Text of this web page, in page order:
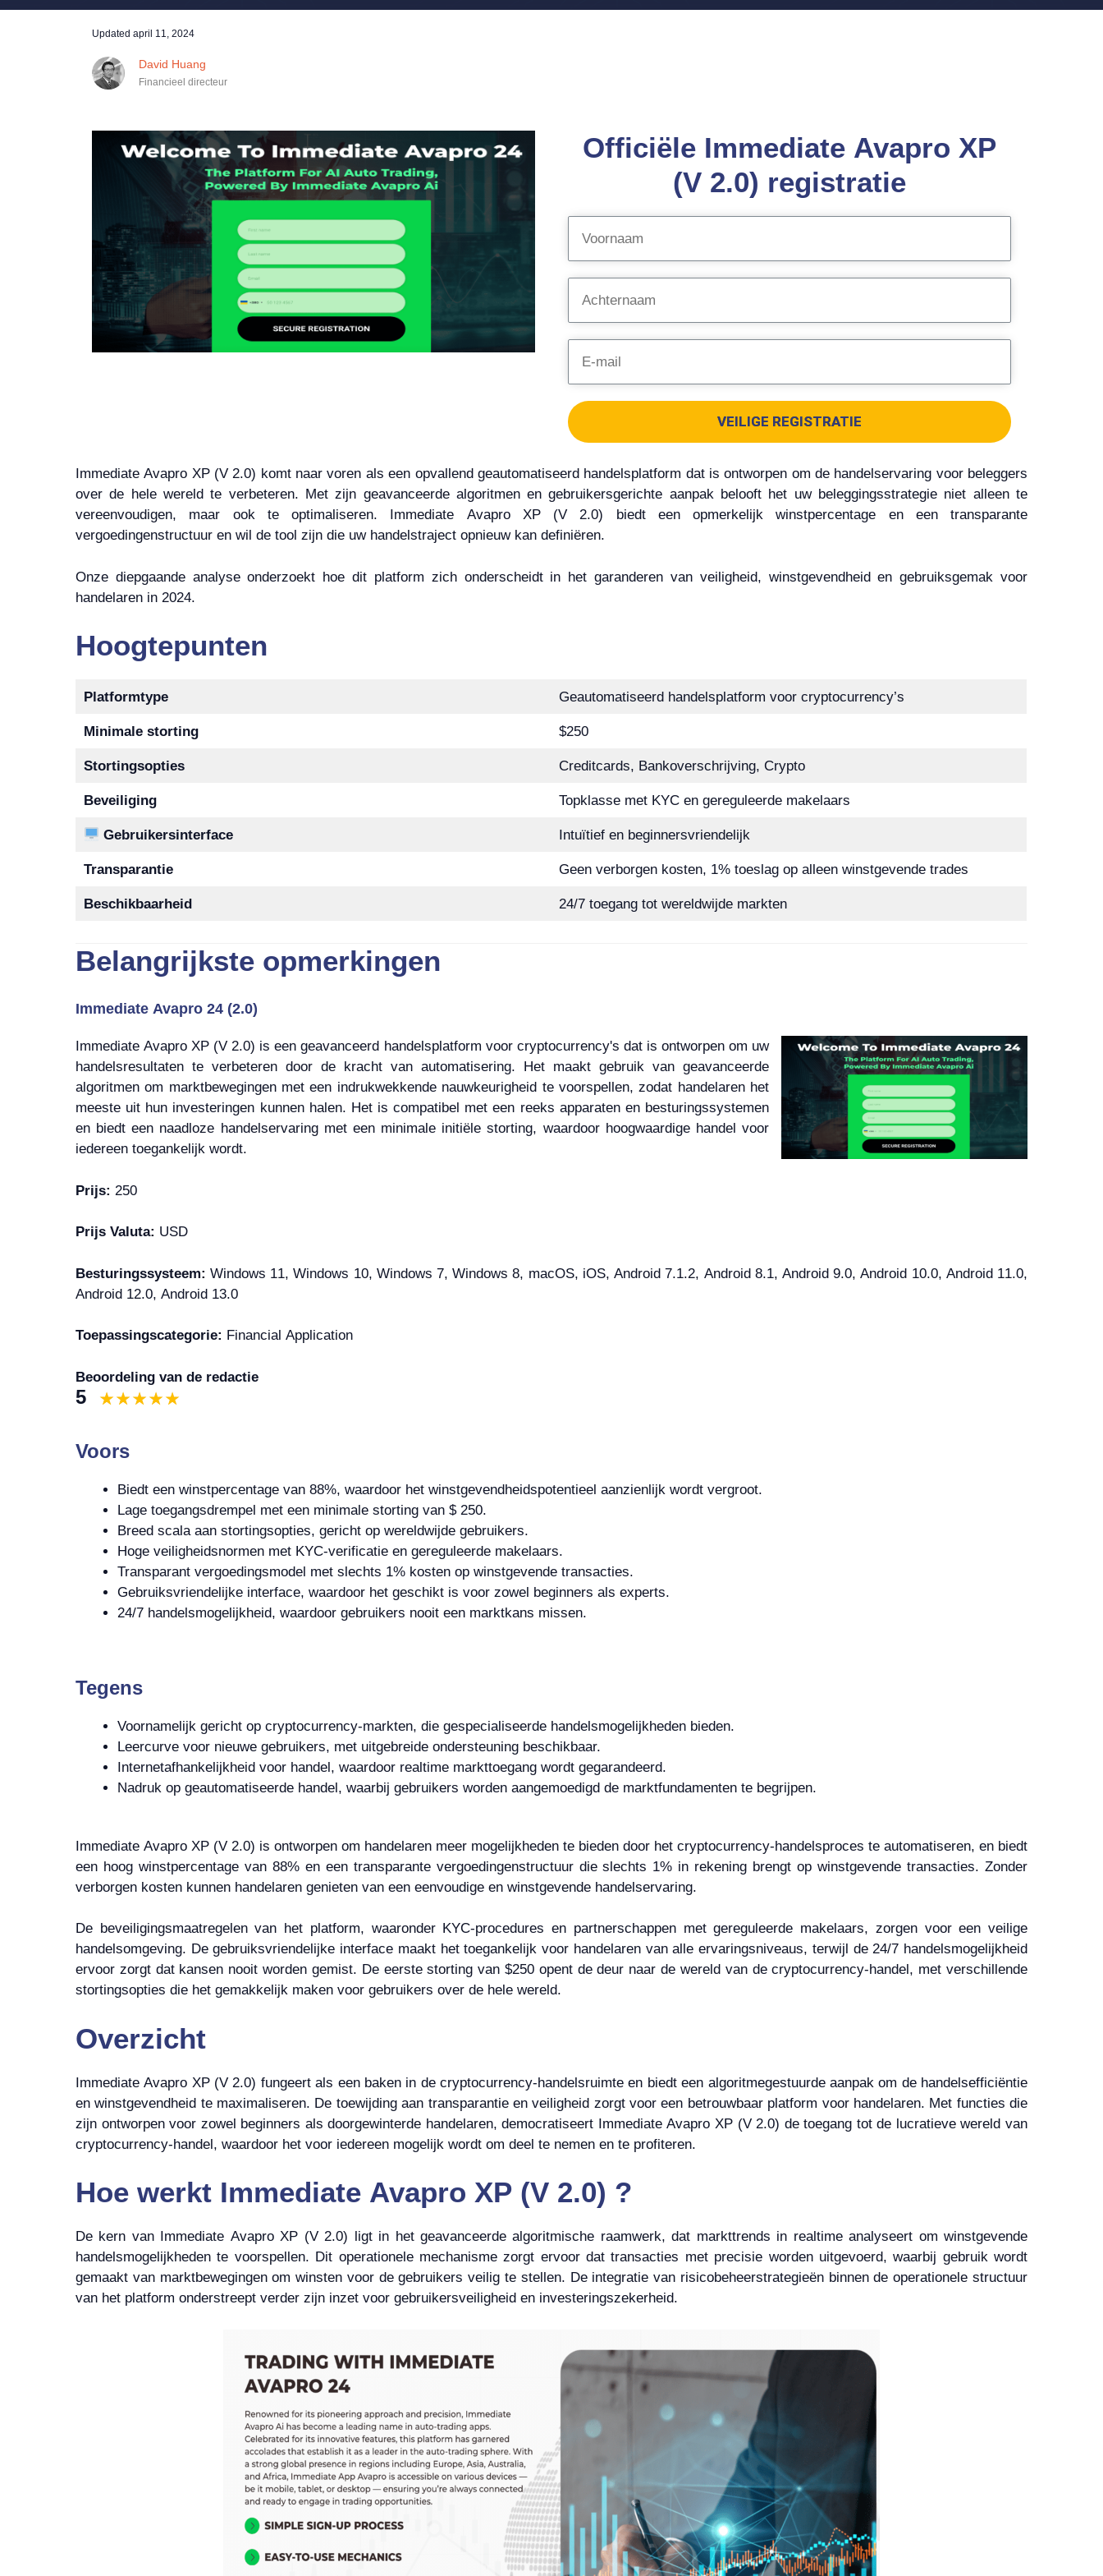
Updated april 11, 2024
David Huang
Financieel directeur
Officiële Immediate Avapro XP
(V 2.0) registratie
VEILIGE REGISTRATIE
Immediate Avapro XP (V 2.0) komt naar voren als een opvallend geautomatiseerd handelsplatform dat is ontworpen om de handelservaring voor beleggers
over de hele wereld te verbeteren. Met zijn geavanceerde algoritmen en gebruikersgerichte aanpak belooft het uw beleggingsstrategie niet alleen te
vereenvoudigen, maar ook te optimaliseren. Immediate Avapro XP (V 2.0) biedt een opmerkelijk winstpercentage en een transparante
vergoedingenstructuur en wil de tool zijn die uw handelstraject opnieuw kan definiëren.
Onze diepgaande analyse onderzoekt hoe dit platform zich onderscheidt in het garanderen van veiligheid, winstgevendheid en gebruiksgemak voor
handelaren in 2024.
Hoogtepunten
Platformtype Geautomatiseerd handelsplatform voor cryptocurrency’s
Minimale storting $250
Stortingsopties Creditcards, Bankoverschrijving, Crypto
Beveiliging Topklasse met KYC en gereguleerde makelaars
Gebruikersinterface Intuïtief en beginnersvriendelijk
Transparantie Geen verborgen kosten, 1% toeslag op alleen winstgevende trades
Beschikbaarheid 24/7 toegang tot wereldwijde markten
Belangrijkste opmerkingen
Immediate Avapro 24 (2.0)
Immediate Avapro XP (V 2.0) is een geavanceerd handelsplatform voor cryptocurrency's dat is ontworpen om uw
handelsresultaten te verbeteren door de kracht van automatisering. Het maakt gebruik van geavanceerde
algoritmen om marktbewegingen met een indrukwekkende nauwkeurigheid te voorspellen, zodat handelaren het
meeste uit hun investeringen kunnen halen. Het is compatibel met een reeks apparaten en besturingssystemen
en biedt een naadloze handelservaring met een minimale initiële storting, waardoor hoogwaardige handel voor
iedereen toegankelijk wordt.
Prijs: 250
Prijs Valuta: USD
Besturingssysteem: Windows 11, Windows 10, Windows 7, Windows 8, macOS, iOS, Android 7.1.2, Android 8.1, Android 9.0, Android 10.0, Android 11.0,
Android 12.0, Android 13.0
Toepassingscategorie: Financial Application
Beoordeling van de redactie
5
Voors
Biedt een winstpercentage van 88%, waardoor het winstgevendheidspotentieel aanzienlijk wordt vergroot.
Lage toegangsdrempel met een minimale storting van $ 250.
Breed scala aan stortingsopties, gericht op wereldwijde gebruikers.
Hoge veiligheidsnormen met KYC-verificatie en gereguleerde makelaars.
Transparant vergoedingsmodel met slechts 1% kosten op winstgevende transacties.
Gebruiksvriendelijke interface, waardoor het geschikt is voor zowel beginners als experts.
24/7 handelsmogelijkheid, waardoor gebruikers nooit een marktkans missen.
Tegens
Voornamelijk gericht op cryptocurrency-markten, die gespecialiseerde handelsmogelijkheden bieden.
Leercurve voor nieuwe gebruikers, met uitgebreide ondersteuning beschikbaar.
Internetafhankelijkheid voor handel, waardoor realtime markttoegang wordt gegarandeerd.
Nadruk op geautomatiseerde handel, waarbij gebruikers worden aangemoedigd de marktfundamenten te begrijpen.
Immediate Avapro XP (V 2.0) is ontworpen om handelaren meer mogelijkheden te bieden door het cryptocurrency-handelsproces te automatiseren, en biedt
een hoog winstpercentage van 88% en een transparante vergoedingenstructuur die slechts 1% in rekening brengt op winstgevende transacties. Zonder
verborgen kosten kunnen handelaren genieten van een eenvoudige en winstgevende handelservaring.
De beveiligingsmaatregelen van het platform, waaronder KYC-procedures en partnerschappen met gereguleerde makelaars, zorgen voor een veilige
handelsomgeving. De gebruiksvriendelijke interface maakt het toegankelijk voor handelaren van alle ervaringsniveaus, terwijl de 24/7 handelsmogelijkheid
ervoor zorgt dat kansen nooit worden gemist. De eerste storting van $250 opent de deur naar de wereld van de cryptocurrency-handel, met verschillende
stortingsopties die het gemakkelijk maken voor gebruikers over de hele wereld.
Overzicht
Immediate Avapro XP (V 2.0) fungeert als een baken in de cryptocurrency-handelsruimte en biedt een algoritmegestuurde aanpak om de handelsefficiëntie
en winstgevendheid te maximaliseren. De toewijding aan transparantie en veiligheid zorgt voor een betrouwbaar platform voor handelaren. Met functies die
zijn ontworpen voor zowel beginners als doorgewinterde handelaren, democratiseert Immediate Avapro XP (V 2.0) de toegang tot de lucratieve wereld van
cryptocurrency-handel, waardoor het voor iedereen mogelijk wordt om deel te nemen en te profiteren.
Hoe werkt Immediate Avapro XP (V 2.0) ?
De kern van Immediate Avapro XP (V 2.0) ligt in het geavanceerde algoritmische raamwerk, dat markttrends in realtime analyseert om winstgevende
handelsmogelijkheden te voorspellen. Dit operationele mechanisme zorgt ervoor dat transacties met precisie worden uitgevoerd, waarbij gebruik wordt
gemaakt van marktbewegingen om winsten voor de gebruikers veilig te stellen. De integratie van risicobeheerstrategieën binnen de operationele structuur
van het platform onderstreept verder zijn inzet voor gebruikersveiligheid en investeringszekerheid.